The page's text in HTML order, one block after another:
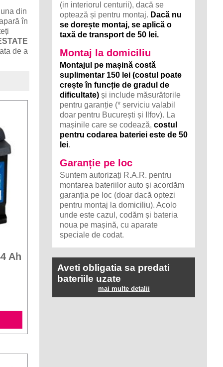
din
în
de a
Ah
(in interiorul centurii), dacă se
optează și pentru montaj. Dacă nu
se dorește montaj, se aplică o
taxă de transport de 50 lei.
Montaj la domiciliu
Montajul pe mașină costă
suplimentar 150 lei (costul poate
crește în funcție de gradul de
dificultate) și include măsurătorile
pentru garanție (* serviciu valabil
doar pentru București și Ilfov). La
mașinile care se codează,costul
pentru codarea bateriei este de 50
lei.
Garanție pe loc
Suntem autorizați R.A.R. pentru
montarea bateriilor auto și acordăm
garanția pe loc (doar dacă optezi
pentru montaj la domiciliu). Acolo
unde este cazul, codăm și bateria
noua pe mașină, cu aparate
speciale de codat.
Aveti obligatia sa predati
bateriile uzate
mai multe detalii